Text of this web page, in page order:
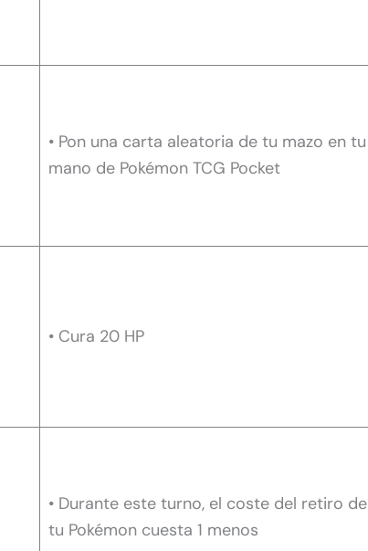
• Pon una carta aleatoria de tu mazo en tu
mano de Pokémon TCG Pocket
• Cura 20 HP
• Durante este turno, el coste del retiro de
tu Pokémon cuesta 1 menos